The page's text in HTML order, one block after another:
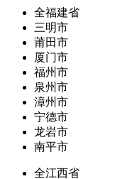
全福建省
三明市
莆田市
厦门市
福州市
泉州市
漳州市
宁德市
龙岩市
南平市
全江西省